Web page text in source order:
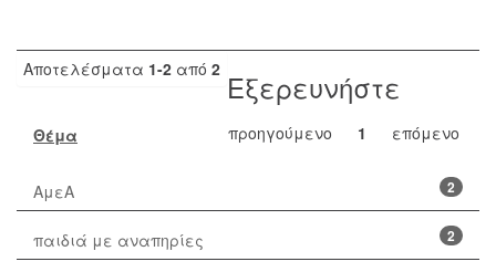
Αποτελέσματα 1-2 από 2
προηγούμενο 1 επόμενο
Εξερευνήστε
Θέμα
2
ΑμεΑ
2
παιδιά με αναπηρίες